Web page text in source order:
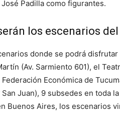
Padilla como figurantes.
los escenarios
donde se podrá
(Av. Sarmiento 601), el
Federación Económica de
San Juan), 9 subsedes en toda
Buenos Aires, los escenarios